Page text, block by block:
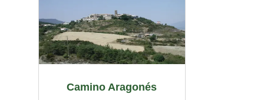
Camino Aragonés